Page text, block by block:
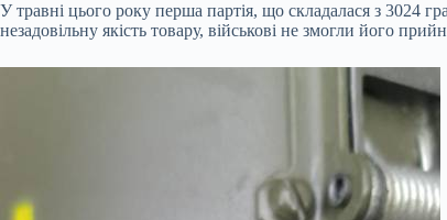
У травні цього року перша партія, що складалася з 3024
незадовільну якість товару, військові не змогли його